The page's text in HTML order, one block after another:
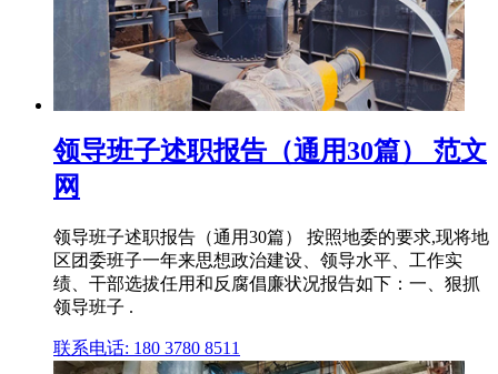
领导班子述职报告（通用30篇） 范文
网
领导班子述职报告（通用30篇） 按照地委的要求,现将地
区团委班子一年来思想政治建设、领导水平、工作实
绩、干部选拔任用和反腐倡廉状况报告如下：一、狠抓
领导班子 .
联系电话: 180 3780 8511